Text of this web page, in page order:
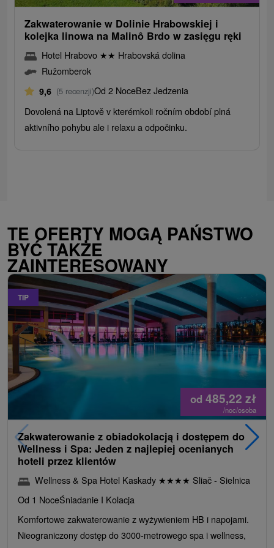
Zakwaterowanie w Dolinie Hrabowskiej i
kolejka linowa na Malinô Brdo w zasięgu ręki
Hotel Hrabovo ★★ Hrabovská dolina
Ružomberok
9,6 (5 recenzji)Od 2 NoceBez Jedzenia
Dovolená na Liptově v kterémkoli ročním období plná
aktivního pohybu ale i relaxu a odpočinku.
TE OFERTY MOGĄ PAŃSTWO
BYĆ TAKŻE
ZAINTERESOWANY
TIP
od 485,22 zł
/noc/osoba
Zakwaterowanie z obiadokolacją i dostępem do
Wellness i Spa: Jeden z najlepiej ocenianych
hoteli przez klientów
Wellness & Spa Hotel Kaskady ★★★★ Sliač - Sielnica
Od 1 NoceŚniadanie I Kolacja
Komfortowe zakwaterowanie z wyżywieniem HB i napojami.
Nieograniczony dostęp do 3000-metrowego spa i wellness,